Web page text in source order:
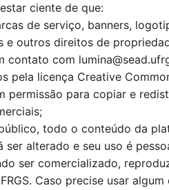
ciente de que:
de serviço, banners,
e outros direitos de
com
pela licença Creative
permissão para copiar e
todo o conteúdo da
alterado e seu uso é
ser comercializado,
Caso precise usar